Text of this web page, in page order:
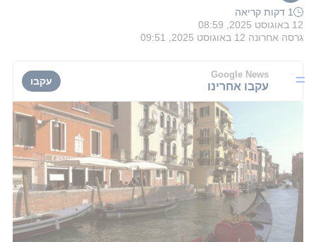
1 דקות קריאה
12 באוגוסט 2025, 08:59
גרסה אחרונה 12 באוגוסט 2025, 09:51
Google News
עקבו אחרינו עקבו